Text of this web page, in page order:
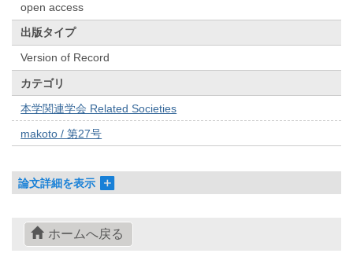
open access
出版タイプ
Version of Record
カテゴリ
本学関連学会 Related Societies
makoto / 第27号
論文詳細を表示
ホームへ戻る